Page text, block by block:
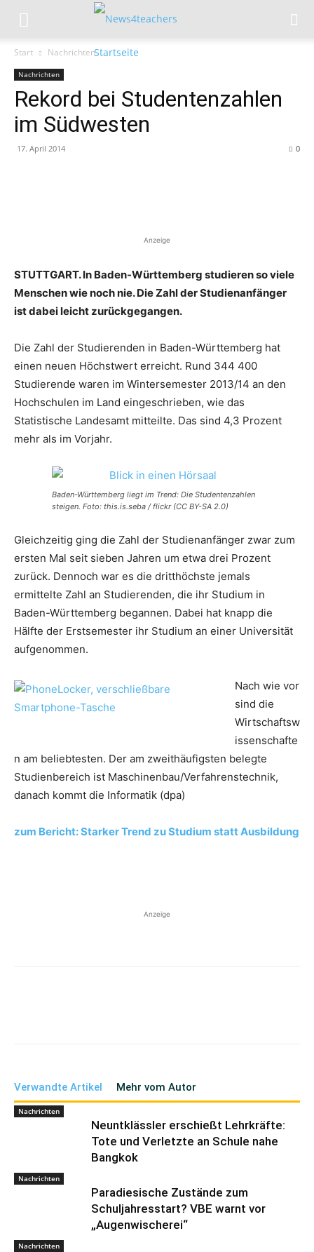
Start Nachrichten
Nachrichten
Rekord bei Studentenzahlen
im Südwesten
17. April 2014 0
Anzeige
STUTTGART. In Baden-Württemberg studieren so viele
Menschen wie noch nie. Die Zahl der Studienanfänger
ist dabei leicht zurückgegangen.
Die Zahl der Studierenden in Baden-Württemberg hat
einen neuen Höchstwert erreicht. Rund 344 400
Studierende waren im Wintersemester 2013/14 an den
Hochschulen im Land eingeschrieben, wie das
Statistische Landesamt mitteilte. Das sind 4,3 Prozent
mehr als im Vorjahr.
Baden-Württemberg liegt im Trend: Die Studentenzahlen
steigen. Foto: this.is.seba / flickr (CC BY-SA 2.0)
Gleichzeitig ging die Zahl der Studienanfänger zwar zum
ersten Mal seit sieben Jahren um etwa drei Prozent
zurück. Dennoch war es die dritthöchste jemals
ermittelte Zahl an Studierenden, die ihr Studium in
Baden-Württemberg begannen. Dabei hat knapp die
Hälfte der Erstsemester ihr Studium an einer Universität
aufgenommen.
Nach wie vor
sind die
Wirtschaftsw
issenschafte
n am beliebtesten. Der am zweithäufigsten belegte
Studienbereich ist Maschinenbau/Verfahrenstechnik,
danach kommt die Informatik (dpa)
zum Bericht: Starker Trend zu Studium statt Ausbildung
Anzeige
Verwandte Artikel Mehr vom Autor
Nachrichten
Neuntklässler erschießt Lehrkräfte:
Tote und Verletzte an Schule nahe
Bangkok
Nachrichten
Paradiesische Zustände zum
Schuljahresstart? VBE warnt vor
„Augenwischerei“
Nachrichten